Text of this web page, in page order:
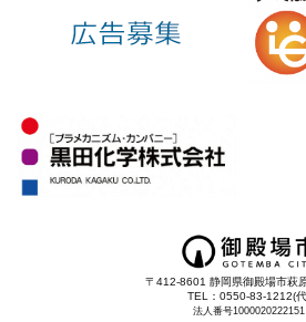
〒412-8601 静岡県御殿場市萩
TEL：0550-83-1212(
法人番号1000020222151